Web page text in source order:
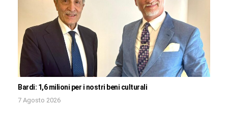
Bardi: 1,6 milioni per i nostri beni culturali
7 Agosto 2026